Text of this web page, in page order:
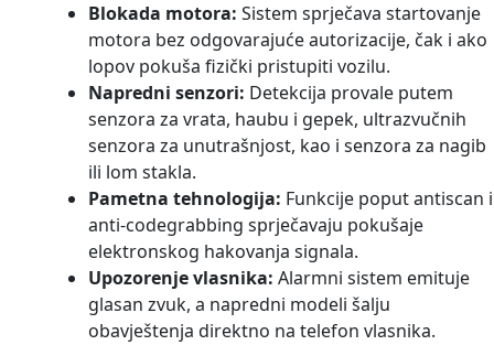
Blokada motora: Sistem sprječava startovanje
motora bez odgovarajuće autorizacije, čak i ako
lopov pokuša fizički pristupiti vozilu.
Napredni senzori: Detekcija provale putem
senzora za vrata, haubu i gepek, ultrazvučnih
senzora za unutrašnjost, kao i senzora za nagib
ili lom stakla.
Pametna tehnologija: Funkcije poput antiscan i
anti-codegrabbing sprječavaju pokušaje
elektronskog hakovanja signala.
Upozorenje vlasnika: Alarmni sistem emituje
glasan zvuk, a napredni modeli šalju
obavještenja direktno na telefon vlasnika.